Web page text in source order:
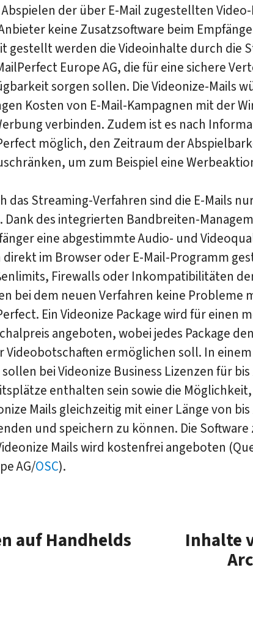
der über E-Mail zugestellten
keine Zusatzsoftware beim
gestellt werden die Videoinhalte durch die
Europe AG, die für eine sichere
sorgen sollen. Die Videonize-Mails
Kosten von E-Mail-Kampagnen mit der
verbinden. Zudem ist es nach
möglich, den Zeitraum der
um zum Beispiel eine
das Streaming-Verfahren sind die E-Mails
Dank des integrierten Bandbreiten-
eine abgestimmte Audio- und
direkt im Browser oder E-Mail-Programm
Firewalls oder Inkompatibilitäten
bei dem neuen Verfahren keine Probleme
Ein Videonize Package wird für einen
angeboten, wobei jedes Package
Videobotschaften ermöglichen soll. In einem
bei Videonize Business Lizenzen für
enthalten sein sowie die
Mails gleichzeitig mit einer Länge von
und speichern zu können. Die
Mails wird kostenfrei angeboten
AG/OSC).
auf Handhelds Inhalte